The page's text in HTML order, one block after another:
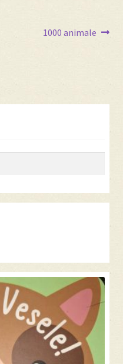
Articolul
1000 animale